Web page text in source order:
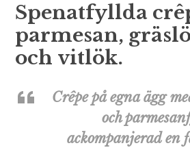
Spenatfyllda
parmesan,
och vitlök.
Crêpe på egna ägg
och
ackompanjerad en